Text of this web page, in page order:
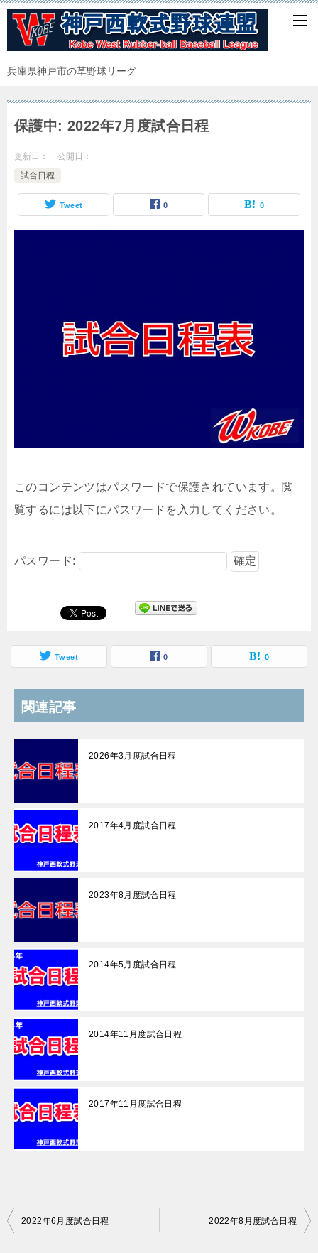
兵庫県神戸市の草野球リーグ
保護中: 2022年7月度試合日程
更新日：
公開日：
試合日程
Tweet 0 0
このコンテンツはパスワードで保護されています。閲
覧するには以下にパスワードを入力してください。
パスワード:
Tweet 0 0
関連記事
2026年3月度試合日程
2017年4月度試合日程
2023年8月度試合日程
2014年5月度試合日程
2014年11月度試合日程
2017年11月度試合日程
投
2022年6月度試合日程 2022年8月度試合日程